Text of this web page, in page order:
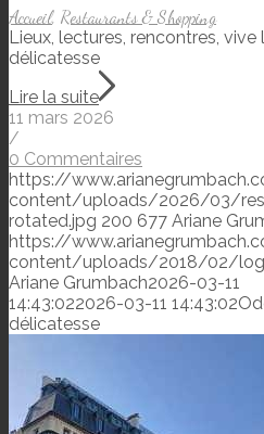
Accueil, Restaurants & Shopping
Lieux, lectures, rencontres, vive
délicatesse
Lire la suite
11 mars 2026
/
0 Commentaires
https://
content/uploads/2026/03/
rotated.jpg 200 677 Ariane
https://
content/uploads/2018/02/
Ariane Grumbach2026-03-11
14:43:022026-03-11 14:43:02
délicatesse